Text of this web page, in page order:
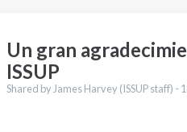
Un gran
ISSUP
Shared by James Harvey (ISSUP staff) -